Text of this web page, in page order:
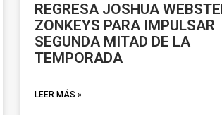
REGRESA JOSHUA
ZONKEYS PARA IMPULSAR
SEGUNDA MITAD DE LA
TEMPORADA
LEER MÁS »